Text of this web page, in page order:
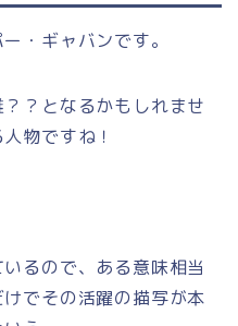
・ギャバンです。
？となるかもしれませ
物ですね！
るので、ある意味相当
でその活躍の描写が本